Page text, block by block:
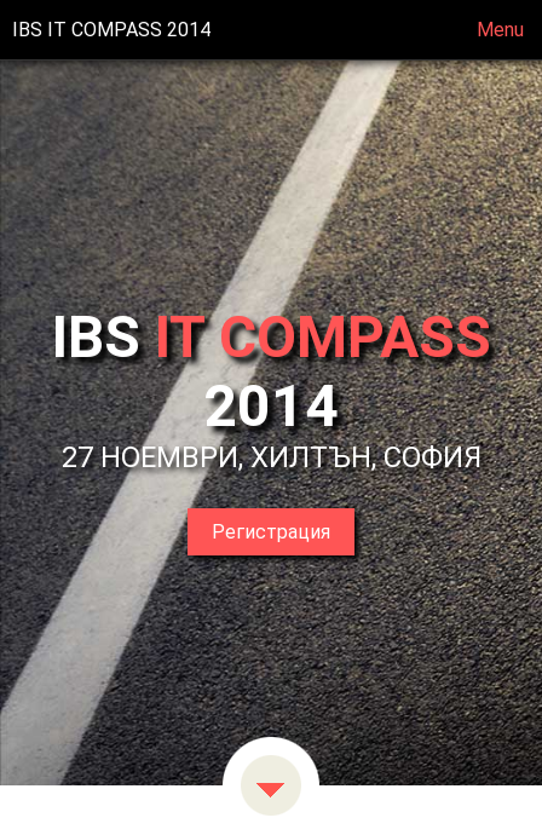
IBS IT COMPASS 2014 Menu
IBSIT COMPASS
2014
27 НОЕМВРИ, ХИЛТЪН, СОФИЯ
Регистрация